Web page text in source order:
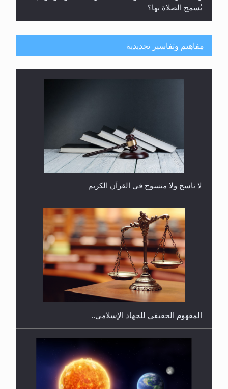
هل يجوز فتح مشروع كوافير نسائي للمحجبات وغير
المحجبات؟
مفاهيم وتفاسير تجديدية
لا ناسخ ولا منسوخ في القرآن الكريم
المفهوم الحقيقي للجهاد الإسلامي..